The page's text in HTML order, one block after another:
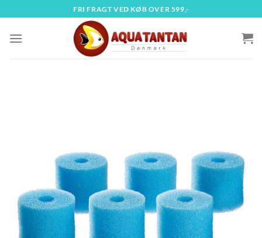
til
indhold
FRI FRAGT VED KØB OVER 599,-